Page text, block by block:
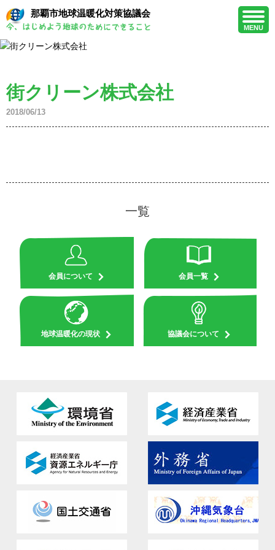
那覇市地球温暖化対策協議会
MENU
街クリーン株式会社
2018/06/13
一覧
会員について 会員一覧
地球温暖化の現状 協議会について